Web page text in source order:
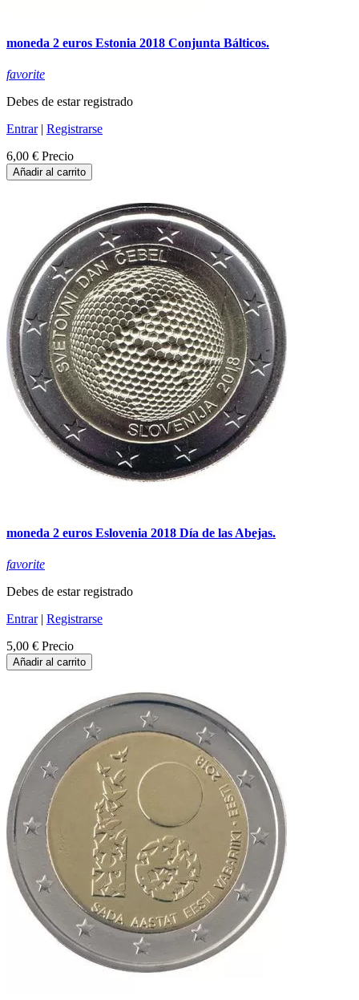
moneda 2 euros Estonia 2018 Conjunta Bálticos.
favorite
Debes de estar registrado
Entrar| Registrarse
6,00 € Precio
Añadir al carrito
moneda 2 euros Eslovenia 2018 Día de las Abejas.
favorite
Debes de estar registrado
Entrar| Registrarse
5,00 € Precio
Añadir al carrito